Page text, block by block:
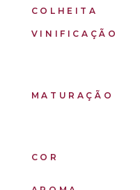
COLHEITA
VINIFICAÇÃO
MATURAÇÃO
COR